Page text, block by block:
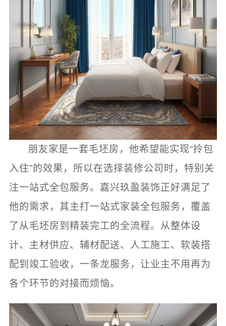
朋友家是一套毛坯房，他希望能实现“拎包
入住”的效果，所以在选择装修公司时，特别关
注一站式全包服务。嘉兴玖盈装饰正好满足了
他的需求，其主打一站式家装全包服务，覆盖
了从毛坯房到精装完工的全流程。从整体设
计、主材供应、辅材配送、人工施工、软装搭
配到竣工验收，一条龙服务，让业主不用再为
各个环节的对接而烦恼。